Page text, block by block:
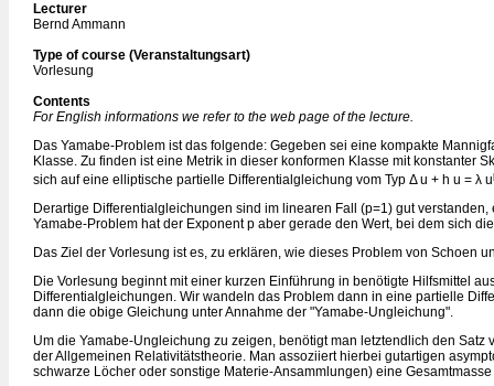
Lecturer
Bernd Ammann
Type of course (Veranstaltungsart)
Vorlesung
Contents
For English informations we refer to the web page of the lecture.
Das Yamabe-Problem ist das folgende: Gegeben sei eine kompakte
Klasse. Zu finden ist eine Metrik in dieser konformen Klasse mit konstanter
sich auf eine elliptische partielle Differentialgleichung vom Typ Δ u + h u = λ u
Derartige Differentialgleichungen sind im linearen Fall (p=1) gut
Yamabe-Problem hat der Exponent p aber gerade den Wert, bei dem sich
Das Ziel der Vorlesung ist es, zu erklären, wie dieses Problem von Schoen
Die Vorlesung beginnt mit einer kurzen Einführung in benötigte Hilfsmittel
Differentialgleichungen. Wir wandeln das Problem dann in eine partielle
dann die obige Gleichung unter Annahme der "Yamabe-Ungleichung".
Um die Yamabe-Ungleichung zu zeigen, benötigt man letztendlich den Satz
der Allgemeinen Relativitätstheorie. Man assoziiert hierbei gutartigen
schwarze Löcher oder sonstige Materie-Ansammlungen) eine